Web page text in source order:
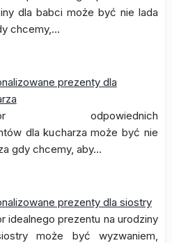
dla babci może być nie lada
chcemy,…
prezenty dla
odpowiednich
dla kucharza może być nie
gdy chcemy, aby…
prezenty dla siostry
idealnego prezentu na urodziny
może być wyzwaniem,